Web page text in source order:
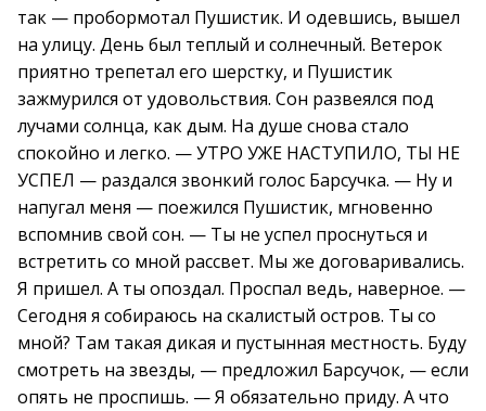
так — пробормотал Пушистик. И одевшись, вышел
на улицу. День был теплый и солнечный. Ветерок
приятно трепетал его шерстку, и Пушистик
зажмурился от удовольствия. Сон развеялся под
лучами солнца, как дым. На душе снова стало
спокойно и легко. — УТРО УЖЕ НАСТУПИЛО, ТЫ НЕ
УСПЕЛ — раздался звонкий голос Барсучка. — Ну и
напугал меня — поежился Пушистик, мгновенно
вспомнив свой сон. — Ты не успел проснуться и
встретить со мной рассвет. Мы же договаривались.
Я пришел. А ты опоздал. Проспал ведь, наверное. —
Сегодня я собираюсь на скалистый остров. Ты со
мной? Там такая дикая и пустынная местность. Буду
смотреть на звезды, — предложил Барсучок, — если
опять не проспишь. — Я обязательно приду. А что